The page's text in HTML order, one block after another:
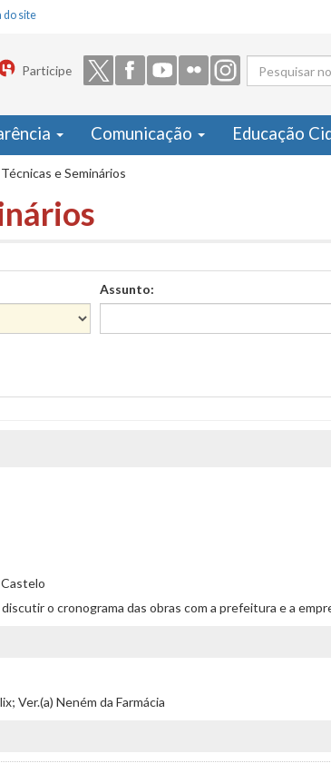
do site
de
Participe
Comunicação Educação
e Seminários
Assunto:
o cronograma das obras com a prefeitura e a
Ver.(a) Neném da Farmácia